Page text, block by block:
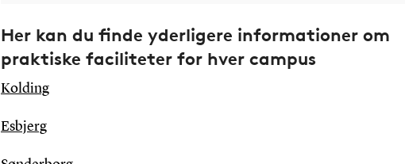
Her kan du finde yderligere informationer om
praktiske faciliteter for hver campus
Kolding
Esbjerg